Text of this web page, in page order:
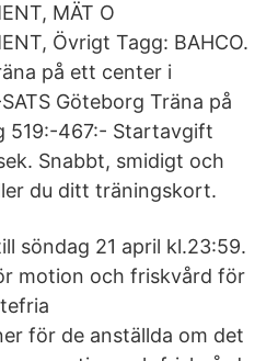
MÄT O
Övrigt Tagg: BAHCO.
på ett center i
Göteborg Träna på
519:-467:- Startavgift
Snabbt, smidigt och
du ditt träningskort.
söndag 21 april kl.23:59.
motion och friskvård för
för de anställda om det